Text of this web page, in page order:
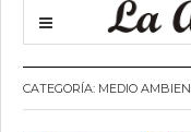
CATEGORÍA: MEDIO